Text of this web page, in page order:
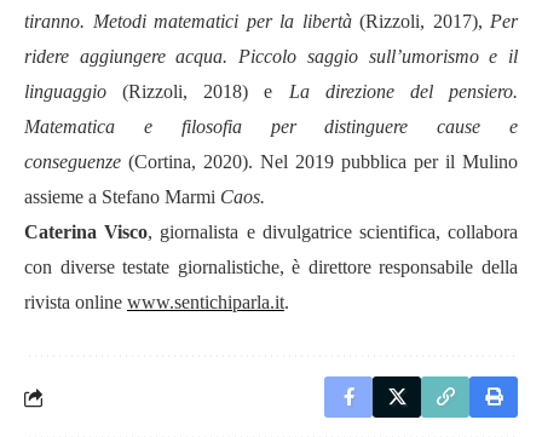
tiranno. Metodi matematici per la libertà (Rizzoli, 2017), Per
ridere aggiungere acqua. Piccolo saggio sull’umorismo e il
linguaggio
(Rizzoli, 2018) e
La direzione del pensiero.
Matematica e filosofia per distinguere cause e
conseguenze (Cortina, 2020). Nel 2019 pubblica per il Mulino
assieme a Stefano Marmi Caos.
Caterina Visco, giornalista e divulgatrice scientifica, collabora
con diverse testate giornalistiche, è direttore responsabile della
rivista online www.sentichiparla.it.